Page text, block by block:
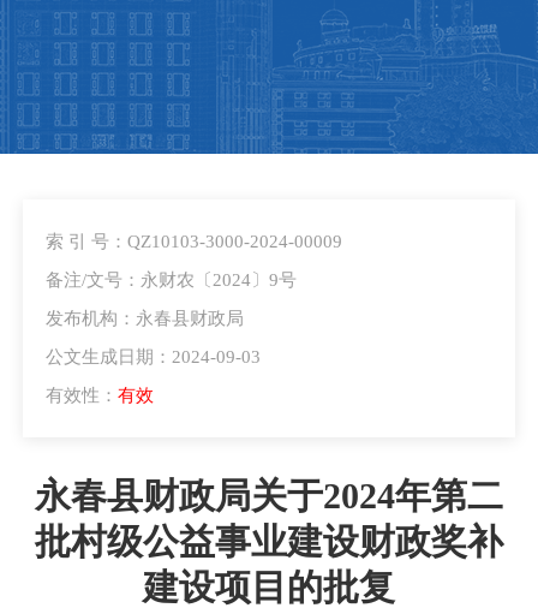
索 引 号：QZ10103-3000-2024-00009
备注/文号：永财农〔2024〕9号
发布机构：永春县财政局
公文生成日期：2024-09-03
有效性： 有效
永春县财政局关于2024年第二
批村级公益事业建设财政奖补
建设项目的批复